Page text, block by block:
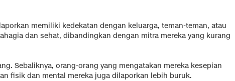
memiliki kedekatan dengan keluarga, teman-teman, atau
dan sehat, dibandingkan dengan mitra mereka yang kurang
Sebaliknya, orang-orang yang mengatakan mereka kesepian
fisik dan mental mereka juga dilaporkan lebih buruk.